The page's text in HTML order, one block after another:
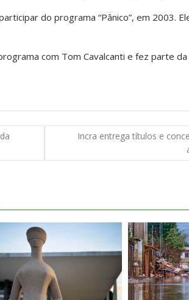
do programa “Pânico”, em 2003.
com Tom Cavalcanti e fez parte
Incra entrega títulos e